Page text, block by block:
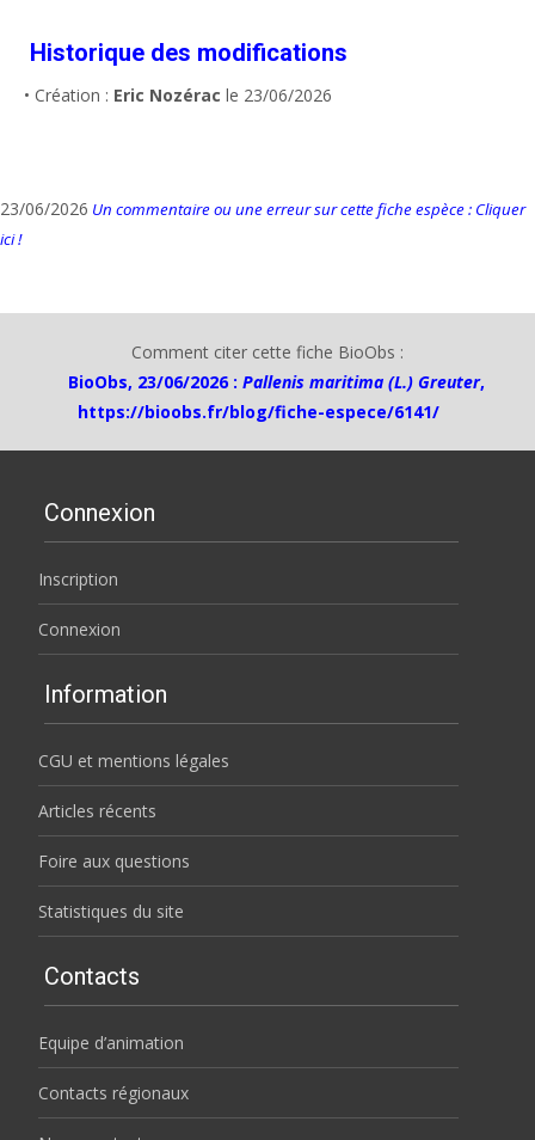
Historique des modifications
• Création : Eric Nozérac le 23/06/2026
23/06/2026 Un commentaire ou une erreur sur cette fiche espèce : Cliquer
ici !
Comment citer cette fiche BioObs :
BioObs, 23/06/2026 : Pallenis maritima (L.) Greuter,
https://bioobs.fr/blog/fiche-espece/6141/
Connexion
Inscription
Connexion
Information
CGU et mentions légales
Articles récents
Foire aux questions
Statistiques du site
Contacts
Equipe d’animation
Contacts régionaux